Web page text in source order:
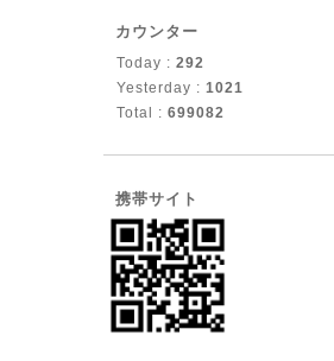
カウンター
Today : 292
Yesterday : 1021
Total : 699082
携帯サイト